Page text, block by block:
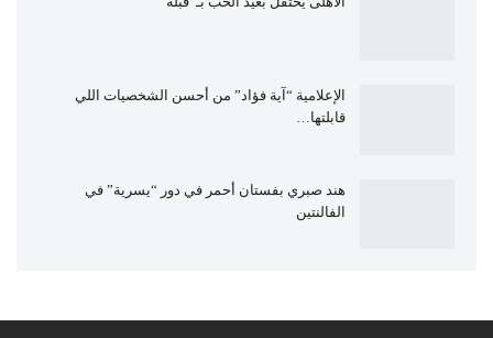
الإعلامية “آية فؤاد” من أحسن الشخصيات اللي
قابلتها…
هند صبري بفستان أحمر في دور “يسرية” في
الفالنتين